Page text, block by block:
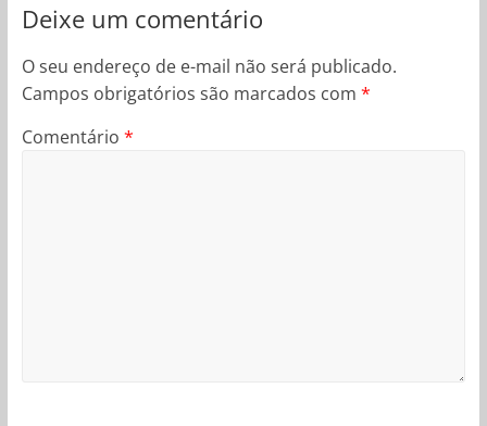
Deixe um comentário
O seu endereço de e-mail não será publicado.
Campos obrigatórios são marcados com *
Comentário *